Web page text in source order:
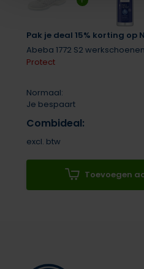
Pak je deal 15% korting op
Abeba 1772 S2
Protect
Normaal:
Je bespaart
Combideal:
excl. btw
Toevoegen